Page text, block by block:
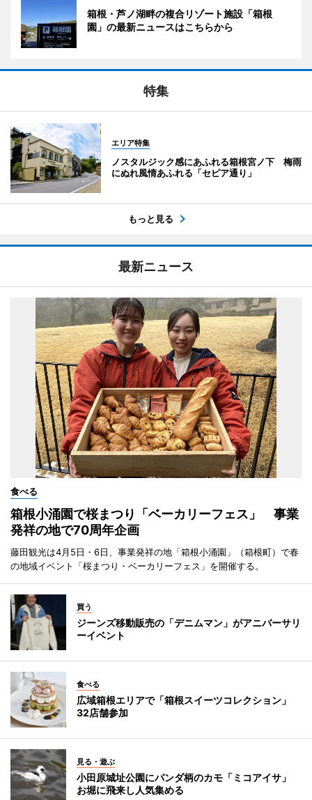
箱根・芦ノ湖畔の複合リゾート施設「箱根
園」の最新ニュースはこちらから
特集
エリア特集
ノスタルジック感にあふれる箱根宮ノ下 梅雨
にぬれ風情あふれる「セピア通り」
もっと見る
最新ニュース
食べる
箱根小涌園で桜まつり「ベーカリーフェス」 事業
発祥の地で70周年企画
藤田観光は4月5日・6日、事業発祥の地「箱根小涌園」（箱根町）で春
の地域イベント「桜まつり・ベーカリーフェス」を開催する。
買う
ジーンズ移動販売の「デニムマン」がアニバーサリ
ーイベント
食べる
広域箱根エリアで「箱根スイーツコレクション」
32店舗参加
見る・遊ぶ
小田原城址公園にパンダ柄のカモ「ミコアイサ」
お堀に飛来し人気集める